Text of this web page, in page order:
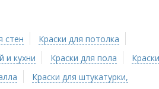
стен
Краски для потолка
и кухни
Краски для пола
Краски
Краски для штукатурки,